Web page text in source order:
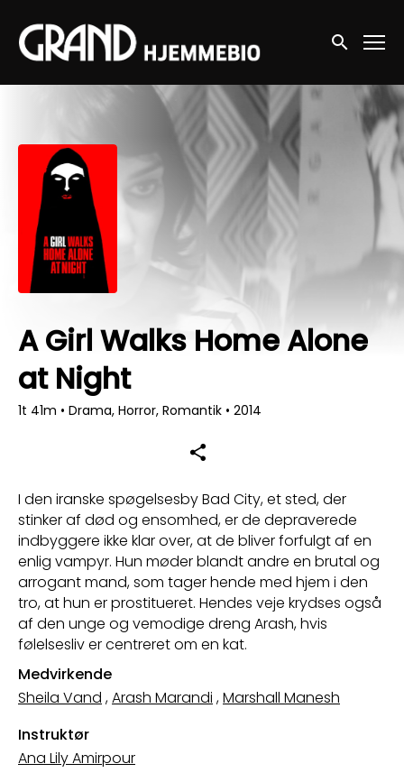
Accessibility Links
Søg nu
A Girl Walks Home Alone
at Night
1t 41m • Drama, Horror, Romantik • 2014
I den iranske spøgelsesby Bad City, et sted, der
stinker af død og ensomhed, er de depraverede
indbyggere ikke klar over, at de bliver forfulgt af en
enlig vampyr. Hun møder blandt andre en brutal og
arrogant mand, som tager hende med hjem i den
tro, at hun er prostitueret. Hendes veje krydses også
af den unge og vemodige dreng Arash, hvis
følelsesliv er centreret om en kat.
Medvirkende
Sheila Vand ,Arash Marandi ,Marshall Manesh
Instruktør
Ana Lily Amirpour